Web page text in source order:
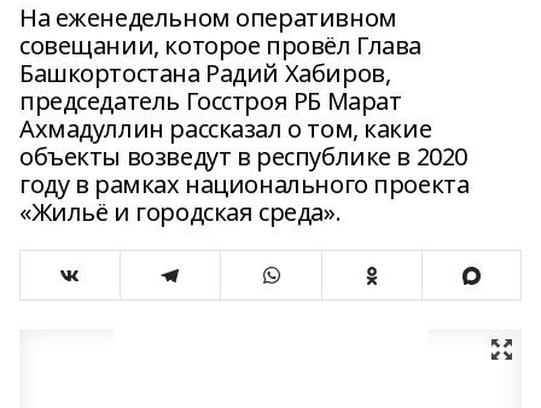
На еженедельном оперативном
совещании, которое провёл Глава
Башкортостана Радий Хабиров,
председатель Госстроя РБ Марат
Ахмадуллин рассказал о том, какие
объекты возведут в республике в 2020
году в рамках национального проекта
«Жильё и городская среда».